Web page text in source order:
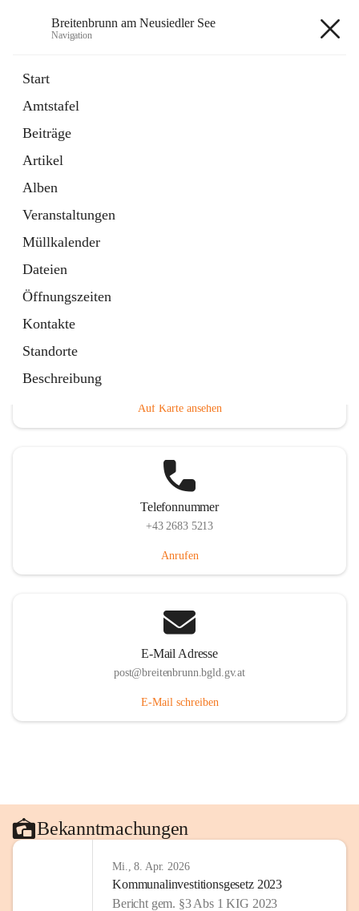
Breitenbrunn am Neusiedler See
Navigation
Start
Amtstafel
Beiträge
Artikel
Alben
Veranstaltungen
Müllkalender
Dateien
Öffnungszeiten
Kontakte
Standorte
Beschreibung
18 Schnellzugriffe
Gemeindeservice
Auf Karte ansehen
Telefonnummer
+43 2683 5213
Anrufen
E-Mail Adresse
post@breitenbrunn.bgld.gv.at
E-Mail schreiben
Bekanntmachungen
Mi., 8. Apr. 2026
Kommunalinvestitionsgesetz 2023
Bericht gem. §3 Abs 1 KIG 2023